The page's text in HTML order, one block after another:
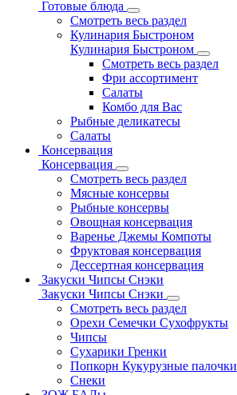
Готовые блюда
Смотреть весь раздел
Кулинария Быстроном
Кулинария Быстроном
Смотреть весь раздел
Фри ассортимент
Салаты
Комбо для Вас
Рыбные деликатесы
Салаты
Консервация
Консервация
Смотреть весь раздел
Мясные консервы
Рыбные консервы
Овощная консервация
Варенье Джемы Компоты
Фруктовая консервация
Дессертная консервация
Закуски Чипсы Снэки
Закуски Чипсы Снэки
Смотреть весь раздел
Орехи Семечки Сухофрукты
Чипсы
Сухарики Гренки
Попкорн Кукурузные палочки
Снеки